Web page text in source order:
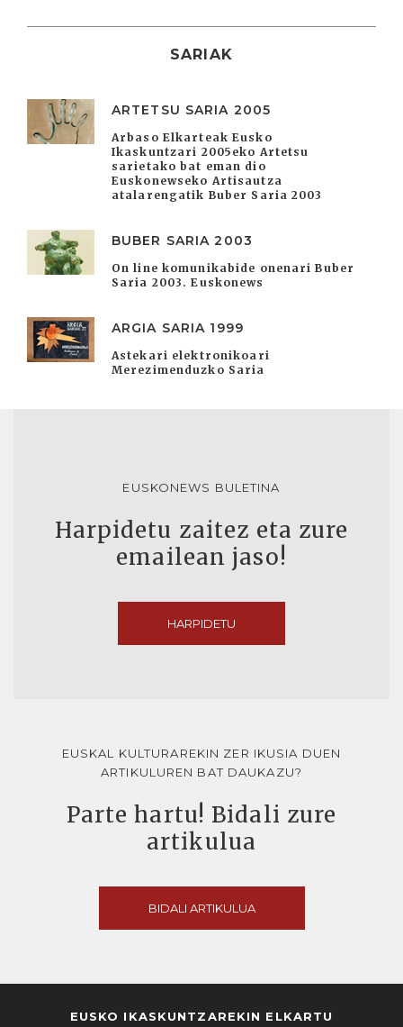
SARIAK
ARTETSU SARIA 2005
Arbaso Elkarteak Eusko
Ikaskuntzari 2005eko Artetsu
sarietako bat eman dio
Euskonewseko Artisautza
atalarengatik Buber Saria 2003
BUBER SARIA 2003
On line komunikabide onenari Buber
Saria 2003. Euskonews
ARGIA SARIA 1999
Astekari elektronikoari
Merezimenduzko Saria
EUSKONEWS BULETINA
Harpidetu zaitez eta zure
emailean jaso!
HARPIDETU
EUSKAL KULTURAREKIN ZER IKUSIA DUEN
ARTIKULUREN BAT DAUKAZU?
Parte hartu! Bidali zure
artikulua
BIDALI ARTIKULUA
EUSKO IKASKUNTZAREKIN ELKARTU